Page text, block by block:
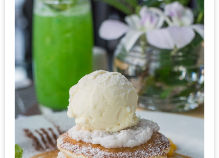
PINGFAI
FESTIVAL
พรีเมียม
พร้อม
สุ
กี้
เนื้อ